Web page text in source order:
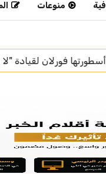
منوعات
سيليستي" نحو استعادة